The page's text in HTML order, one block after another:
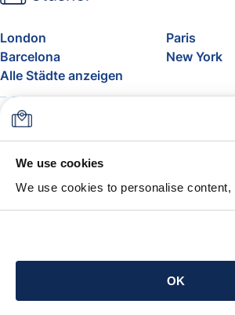
We use cookies
We use cookies to personalise
OK
London
Paris
Barcelona
New York
Alle Städte anzeigen
Über uns
FAQ
Support
Blog
Freigepäck bei Airlines
Die Stasher-Garantie
AGB
App holen